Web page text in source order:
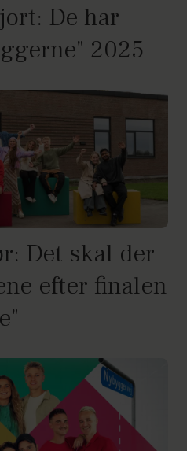
De har
2025
Det skal der
efter finalen